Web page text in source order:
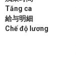
Tăng ca
給与明細
Chế độ lương